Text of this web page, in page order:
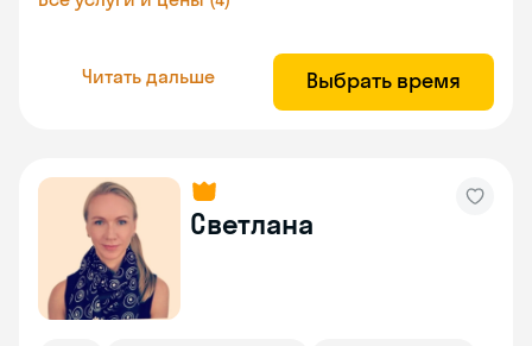
Читать дальше Выбрать время
Светлана